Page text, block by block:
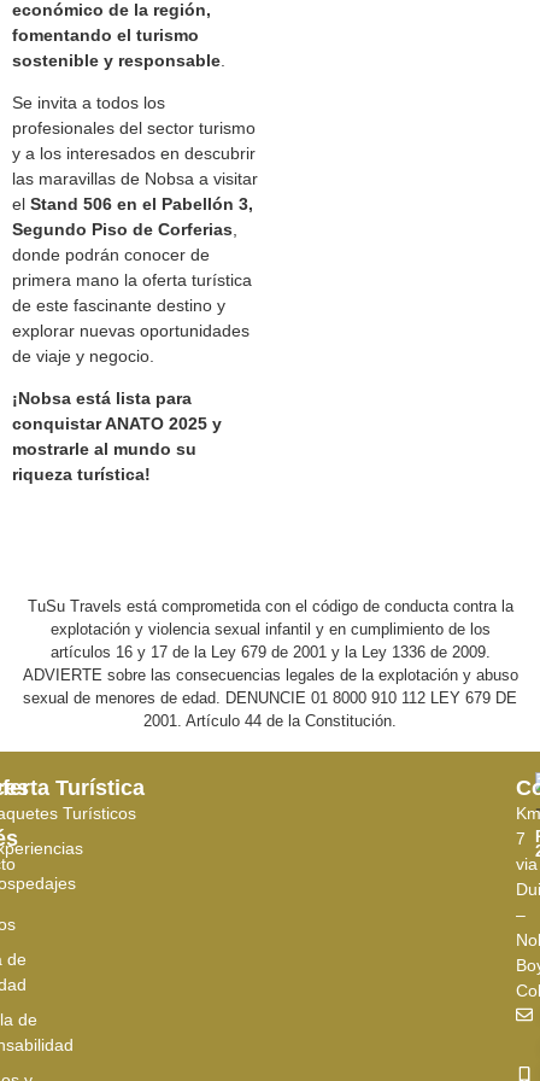
económico de la región,
fomentando el turismo
sostenible y responsable
Se invita a todos los
profesionales del sector turismo
y a los interesados en descubrir
las maravillas de Nobsa a visitar
el Stand 506 en el Pabellón 3,
Segundo Piso de Corferias
donde podrán conocer de
primera mano la oferta turística
de este fascinante destino y
explorar nuevas oportunidades
de viaje y negocio.
¡Nobsa está lista para
conquistar ANATO 2025 y
mostrarle al mundo su
riqueza turística!
TuSu Travels está comprometida con el código de conducta contra la
explotación y violencia sexual infantil y en cumplimiento de los
artículos 16 y 17 de la Ley 679 de 2001 y la Ley 1336 de 2009.
ADVIERTE sobre las consecuencias legales de la explotación y abuso
sexual de menores de edad. DENUNCIE 01 8000 910 112 LEY 679 DE
2001. Artículo 44 de la Constitución.
Turística
Turísticos
de
de
Km
7
via
–